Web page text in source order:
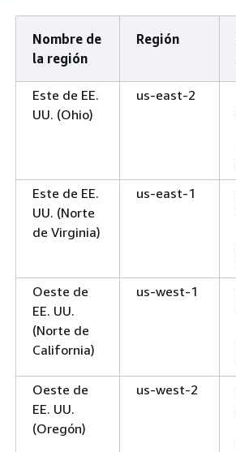
Nombre de
la región
Región
Este de EE.
UU. (Ohio)
us-east-2
Este de EE.
UU. (Norte
de Virginia)
us-east-1
Oeste de
EE. UU.
(Norte de
California)
us-west-1
Oeste de
EE. UU.
(Oregón)
us-west-2